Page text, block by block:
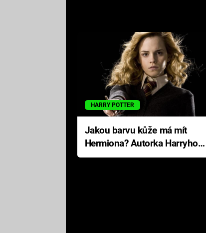
HARRY POTTER
Jakou barvu kůže má mít
Hermiona? Autorka Harryho
Pottera přišla s ráznou